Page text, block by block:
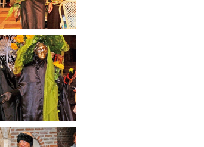
249_l Marche –
Masques de Venise